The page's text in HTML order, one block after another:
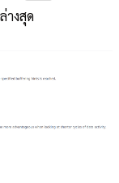
างสุด